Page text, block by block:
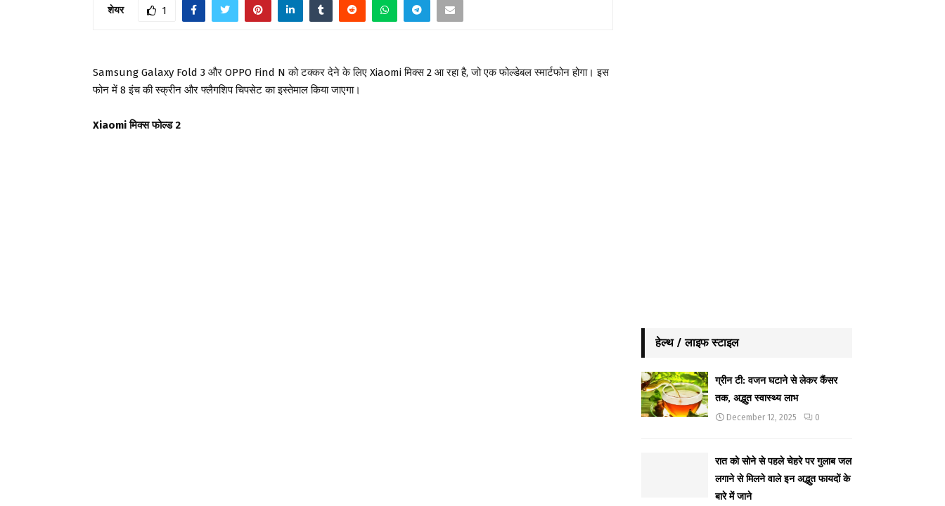
शेयर 1
Samsung Galaxy Fold 3 और OPPO Find N को टक्कर देने के लिए Xiaomi मिक्स 2 आ रहा है, जो एक फोल्डेबल स्मार्टफोन होगा। इस
फोन में 8 इंच की स्क्रीन और फ्लैगशिप चिपसेट का इस्तेमाल किया जाएगा।
Xiaomi मिक्स फोल्ड 2
हेल्थ / लाइफ स्टाइल
ग्रीन टी: वजन घटाने से लेकर कैंसर
तक, अद्भुत स्वास्थ्य लाभ
December 12, 2025 0
रात को सोने से पहले चेहरे पर गुलाब जल
लगाने से मिलने वाले इन अद्भुत फायदों के
बारे में जाने